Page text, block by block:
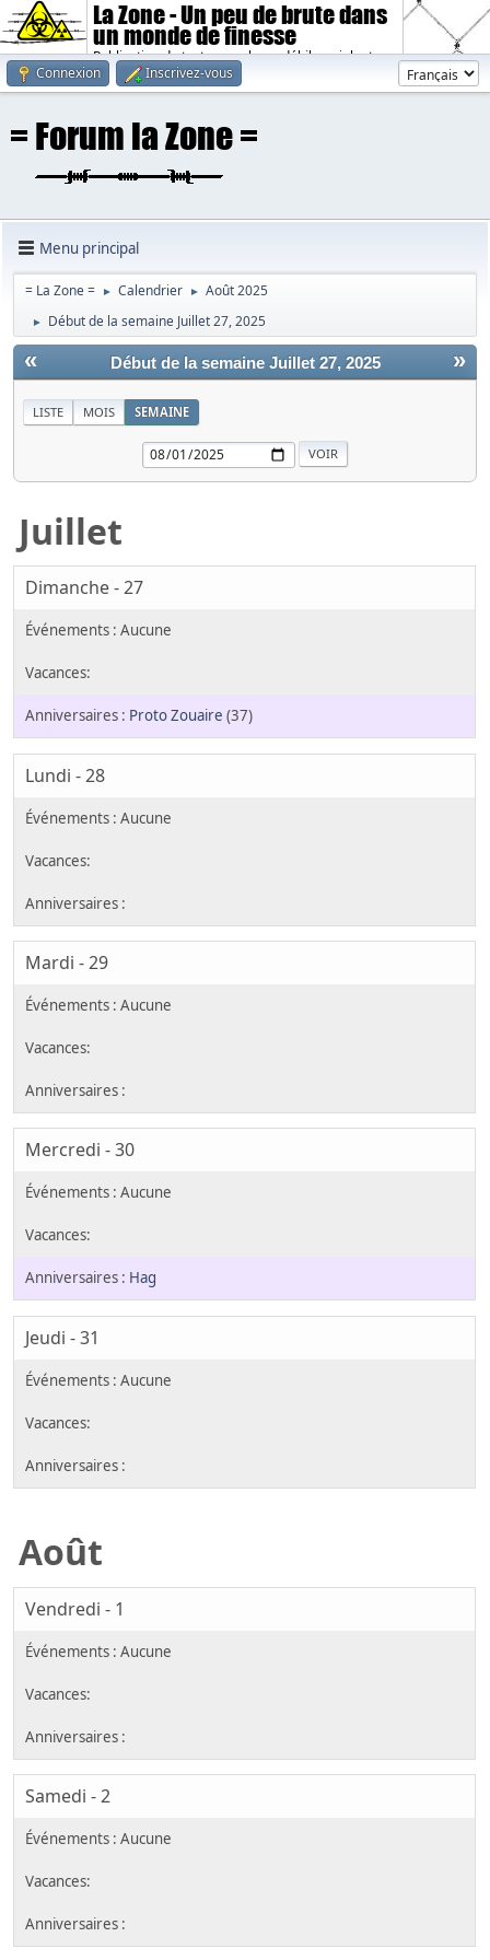
La Zone - Un peu de brute dans
un monde de finesse
Publication de textes sombres, débiles, violents.
Connexion
Inscrivez-vous
Menu principal
= La Zone = ► Calendrier ► Août 2025
► Début de la semaine Juillet 27, 2025
« »
Début de la semaine Juillet 27, 2025
LISTE MOIS SEMAINE
Juillet
Dimanche - 27
Proto Zouaire (37)
Lundi - 28
Mardi - 29
Mercredi - 30
Hag
Jeudi - 31
Août
Vendredi - 1
Samedi - 2